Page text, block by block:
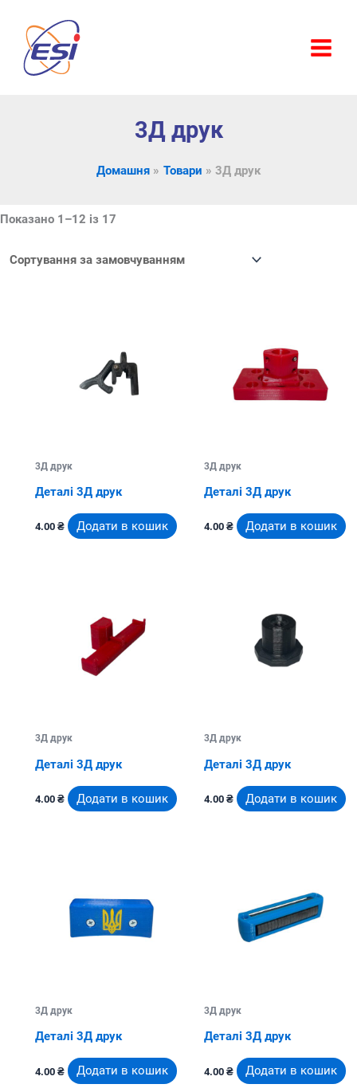
вмісту
3Д друк
Домашня Товари 3Д друк
Показано 1–12 із 17
3Д друк
Деталі 3Д друк
4.00 ₴ Додати в кошик
3Д друк
Деталі 3Д друк
4.00 ₴ Додати в кошик
3Д друк
Деталі 3Д друк
4.00 ₴ Додати в кошик
3Д друк
Деталі 3Д друк
4.00 ₴ Додати в кошик
3Д друк
Деталі 3Д друк
4.00 ₴ Додати в кошик
3Д друк
Деталі 3Д друк
4.00 ₴ Додати в кошик